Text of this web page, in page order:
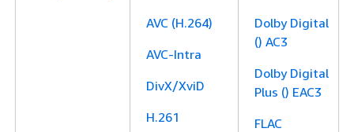
AVC (H.264)
AVC-Intra
DivX/XviD
H.261
Dolby Digital
() AC3
Dolby Digital
Plus () EAC3
FLAC